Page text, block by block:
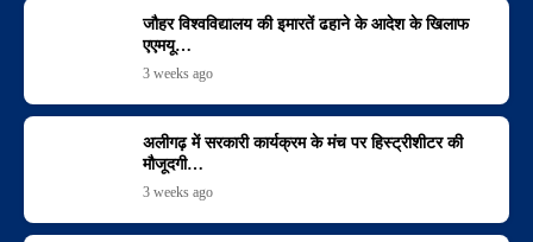
जौहर विश्वविद्यालय की इमारतें ढहाने के आदेश के खिलाफ
एएमयू…
3 weeks ago
अलीगढ़ में सरकारी कार्यक्रम के मंच पर हिस्ट्रीशीटर की
मौजूदगी…
3 weeks ago